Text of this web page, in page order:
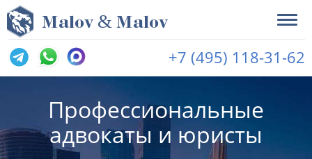
Malov & Malov
+7 (495) 118-31-62
Профессиональные
адвокаты и юристы